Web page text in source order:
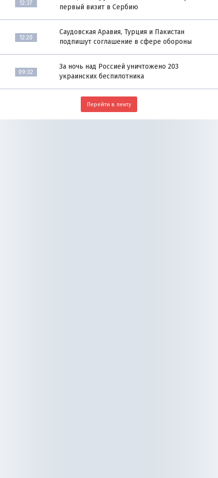
12:37
первый визит в Сербию
12:20
Саудовская Аравия, Турция и Пакистан
подпишут соглашение в сфере обороны
09:32
За ночь над Россией уничтожено 203
украинских беспилотника
Перейти в ленту